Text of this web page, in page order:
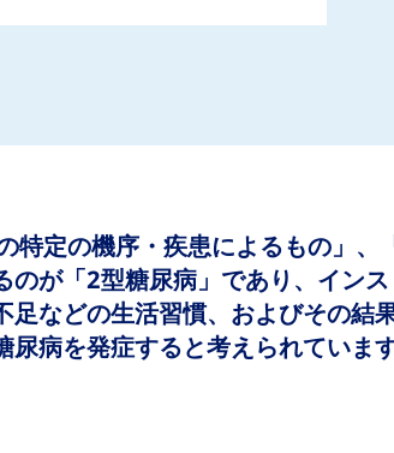
定の機序・疾患によるもの」、
が「2型糖尿病」であり、イン
などの生活習慣、およびその結
病を発症すると考えられています